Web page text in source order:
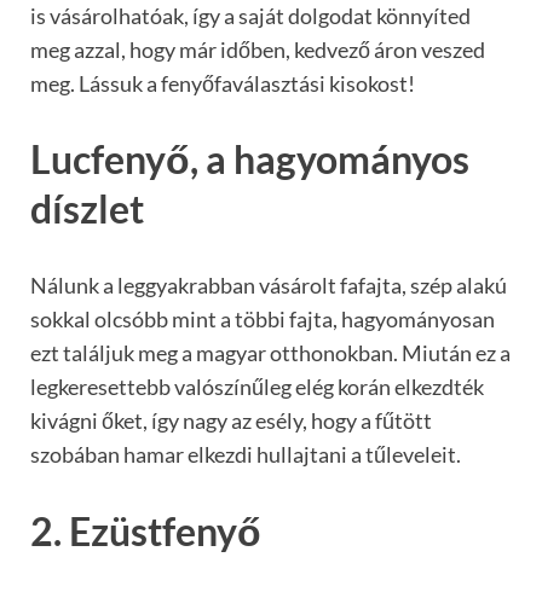
is vásárolhatóak, így a saját dolgodat könnyíted
meg azzal, hogy már időben, kedvező áron veszed
meg. Lássuk a fenyőfaválasztási kisokost!
Lucfenyő, a hagyományos
díszlet
Nálunk a leggyakrabban vásárolt fafajta, szép alakú
sokkal olcsóbb mint a többi fajta, hagyományosan
ezt találjuk meg a magyar otthonokban. Miután ez a
legkeresettebb valószínűleg elég korán elkezdték
kivágni őket, így nagy az esély, hogy a fűtött
szobában hamar elkezdi hullajtani a tűleveleit.
2. Ezüstfenyő